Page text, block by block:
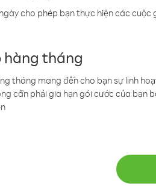
cho phép bạn thực hiện các
hàng tháng
tháng mang đến cho bạn sự linh
cần phải gia hạn gói cước của bạn